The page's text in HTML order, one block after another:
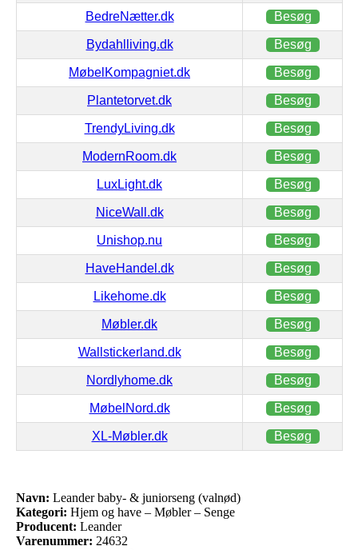
BedreNætter.dk Besøg
Bydahlliving.dk Besøg
MøbelKompagniet.dk Besøg
Plantetorvet.dk Besøg
TrendyLiving.dk Besøg
ModernRoom.dk Besøg
LuxLight.dk Besøg
NiceWall.dk Besøg
Unishop.nu Besøg
HaveHandel.dk Besøg
Likehome.dk Besøg
Møbler.dk Besøg
Wallstickerland.dk Besøg
Nordlyhome.dk Besøg
MøbelNord.dk Besøg
XL-Møbler.dk Besøg
Navn: Leander baby- & juniorseng (valnød)
Kategori: Hjem og have – Møbler – Senge
Producent: Leander
Varenummer: 24632